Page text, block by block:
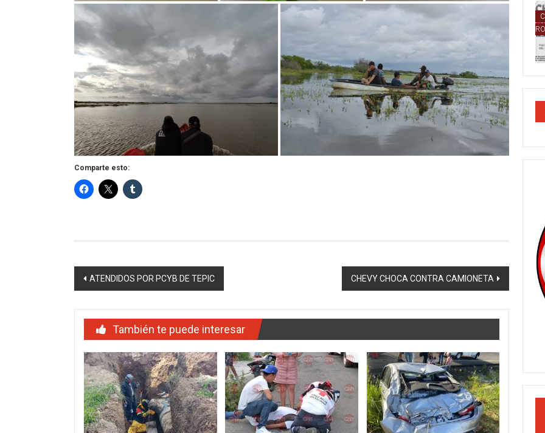
Comparte esto:
Navegación
entradas
ATENDIDOS POR PCYB DE TEPIC CHEVY CHOCA CONTRA CAMIONETA
También te puede interesar